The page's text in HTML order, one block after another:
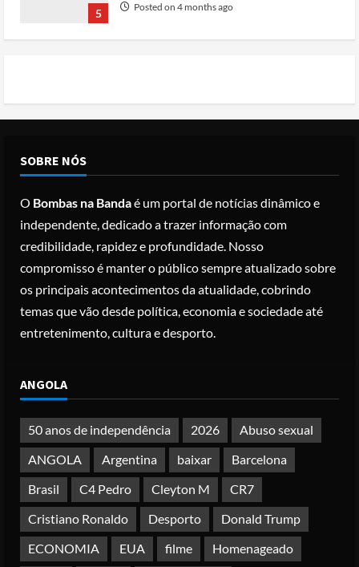
5 Posted on 4 months ago
1
Posted on 3 months ago
2
registo criminal
Posted on 3 months ago
3
Nike vai despedir 1.400 trabalhadores
para apostar em automação e
simplificar operações
Posted on 3 months ago
4
desejo de domínio”
Posted on 4 months ago
5
Irão reabre Estreito de Ormuz
durante trégua de 10 dias entre Israel
e Líbano
Posted on 4 months ago
SOBRE NÓS
O Bombas na Bandaé um portal de notícias dinâmico e
independente, dedicado a trazer informação com
credibilidade, rapidez e profundidade. Nosso
compromisso é manter o público sempre atualizado sobre
os principais acontecimentos da atualidade, cobrindo
temas que vão desde política, economia e sociedade até
entretenimento, cultura e desporto.
ANGOLA
50 anos de independência 2026
Abuso sexual
ANGOLA
Argentina baixar
Barcelona
Brasil
C4 Pedro Cleyton M
CR7
Cristiano Ronaldo
Desporto
Donald Trump
ECONOMIA
EUA filme
Homenageado